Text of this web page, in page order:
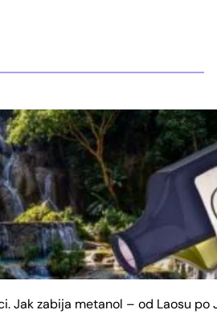
Jak zabija metanol – od Laosu po